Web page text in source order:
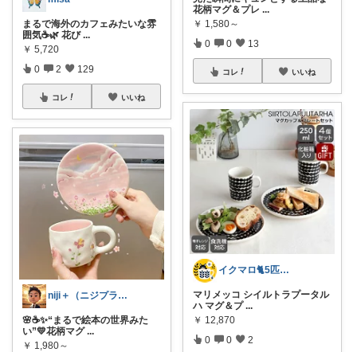
まるで海外のカフェみたいな雰
囲気☕🌿 花び ...
￥ 5,720
0 2 129
コレ いいね
niji＋（ニジプラス）感謝しています
🌸☕✨“まるで絵本の世界みた
い”💛花柄マグ ...
￥ 1,980～
花柄マグ＆プレ ...
￥ 1,580～
0 0 13
コレ いいね
イクマロ🐈5匹の猫とおうちカフェ☕️
マリメッコ シイルトラプータル
ハ マグ＆プ ...
￥ 12,870
0 0 2